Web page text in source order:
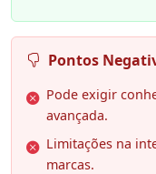
Pontos
Pode exigir
avançada.
Limitações na
marcas.